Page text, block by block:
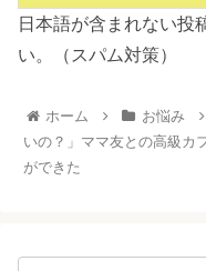
日本語が含まれない投
い。（スパム対策）
ホーム お悩み
いの？」ママ友との高級カ
ができた